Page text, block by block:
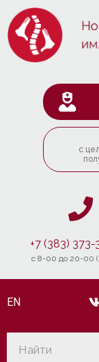
с
+7 (383) 373-
c 8-00 до 20-00
EN